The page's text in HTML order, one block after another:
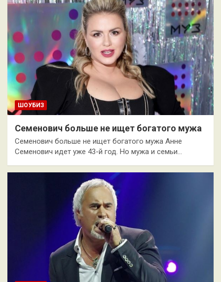
ШОУБИЗ
Семенович больше не ищет богатого мужа
Семенович больше не ищет богатого мужа Анне
Семенович идет уже 43-й год. Но мужа и семьи…